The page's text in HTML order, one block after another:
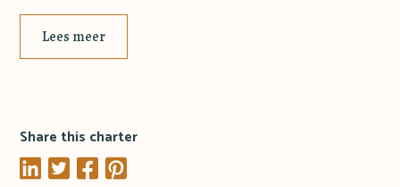
Lees meer
Share this charter